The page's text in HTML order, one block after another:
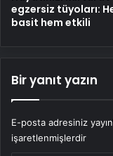
egzersiz tüyoları:
basit hem etkili
Bir yanıt yazın
E-posta adresiniz
işaretlenmişlerdir